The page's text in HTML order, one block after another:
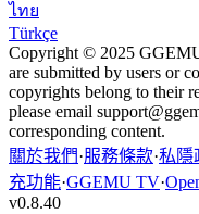
ไทย
Türkçe
Copyright © 2025
are submitted by users or
copyrights belong to their
please email
corresponding content.
關於我們·服務條款·私隱
充功能·GGEMU TV·
v0.8.40